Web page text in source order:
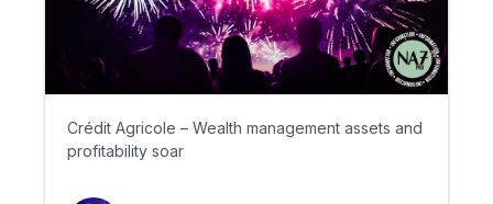
Crédit Agricole – Wealth management assets and
profitability soar